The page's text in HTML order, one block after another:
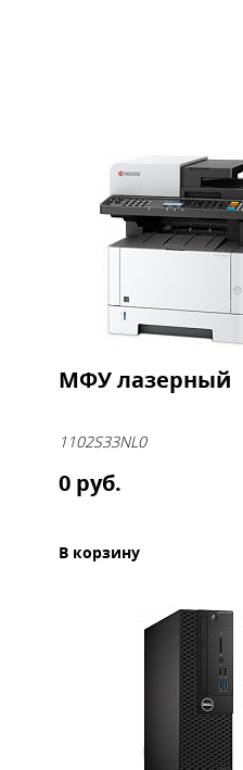
МФУ лазерный
1102S33NL0
0 руб.
В корзину